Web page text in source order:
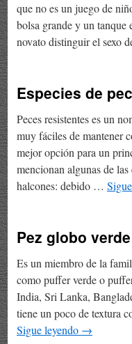
que no es un juego de
bolsa grande y un
novato distinguir el sexo
Especies de
Peces resistentes es un
muy fáciles de mantener
mejor opción para un
mencionan algunas de las
halcones: debido …
Pez globo verde
Es un miembro de la
como puffer verde o
India, Sri Lanka,
tiene un poco de textura
Sigue leyendo →